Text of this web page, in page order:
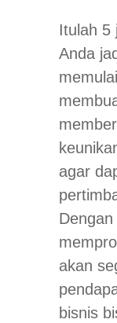
Itulah 5
Anda
agar
akan
bisnis